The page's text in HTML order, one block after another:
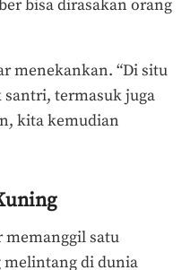
bisa dirasakan orang
menekankan. “Di situ
santri, termasuk juga
kita kemudian
memanggil satu
melintang di dunia